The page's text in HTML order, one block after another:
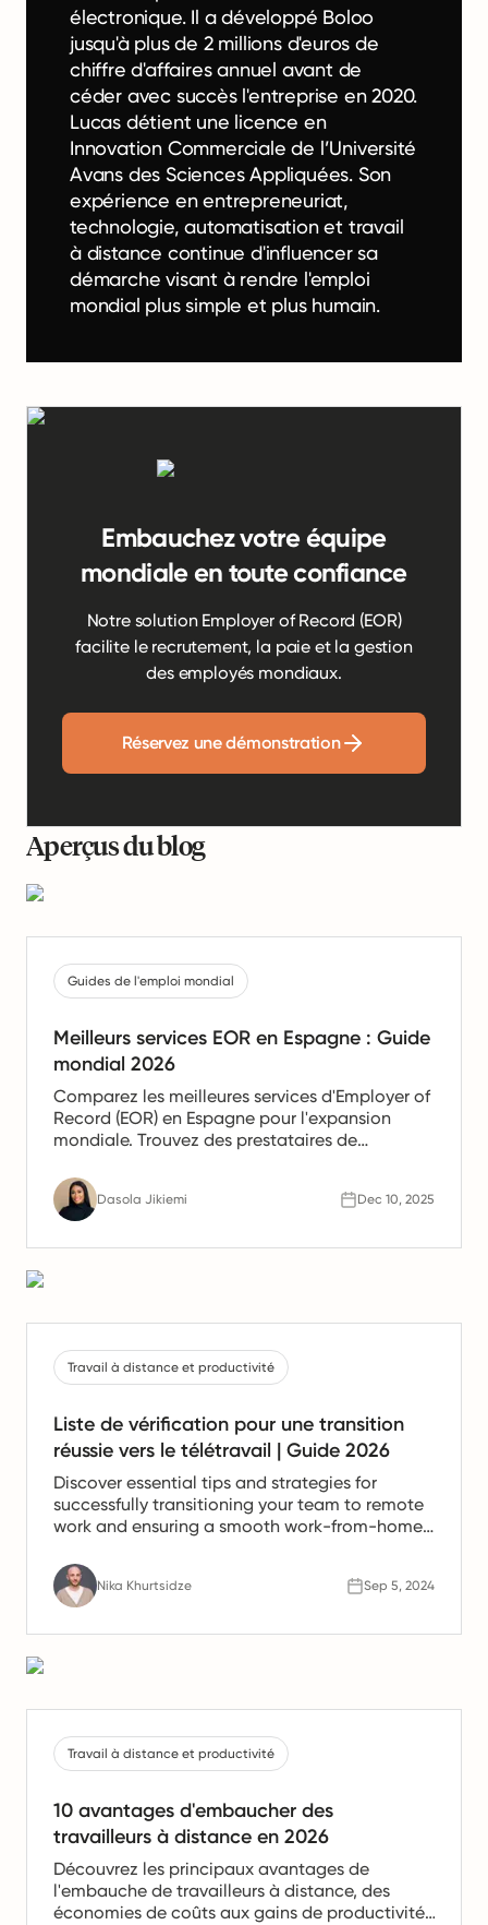
électronique. Il a développé Boloo
jusqu'à plus de 2 millions d'euros de
chiffre d'affaires annuel avant de
céder avec succès l'entreprise en 2020.
Lucas détient une licence en
Innovation Commerciale de l’Université
Avans des Sciences Appliquées. Son
expérience en entrepreneuriat,
technologie, automatisation et travail
à distance continue d'influencer sa
démarche visant à rendre l'emploi
mondial plus simple et plus humain.
Embauchez votre équipe
mondiale en toute confiance
Notre solution Employer of Record (EOR)
facilite le recrutement, la paie et la gestion
des employés mondiaux.
Réservez une démonstration
Aperçus du blog
Guides de l'emploi mondial
Meilleurs services EOR en Espagne : Guide
mondial 2026
Comparez les meilleures services d'Employer of
Record (EOR) en Espagne pour l'expansion
mondiale. Trouvez des prestataires de
gestion des ressources humaines et de
conformité pour les équipes en Espagne.
Dasola Jikiemi Dec 10, 2025
Travail à distance et productivité
Liste de vérification pour une transition
réussie vers le télétravail | Guide 2026
Discover essential tips and strategies for
successfully transitioning your team to remote
work and ensuring a smooth work-from-home
Nika Khurtsidze Sep 5, 2024
Travail à distance et productivité
10 avantages d'embaucher des
travailleurs à distance en 2026
Découvrez les principaux avantages de
l'embauche de travailleurs à distance, des
économies de coûts aux gains de productivité.